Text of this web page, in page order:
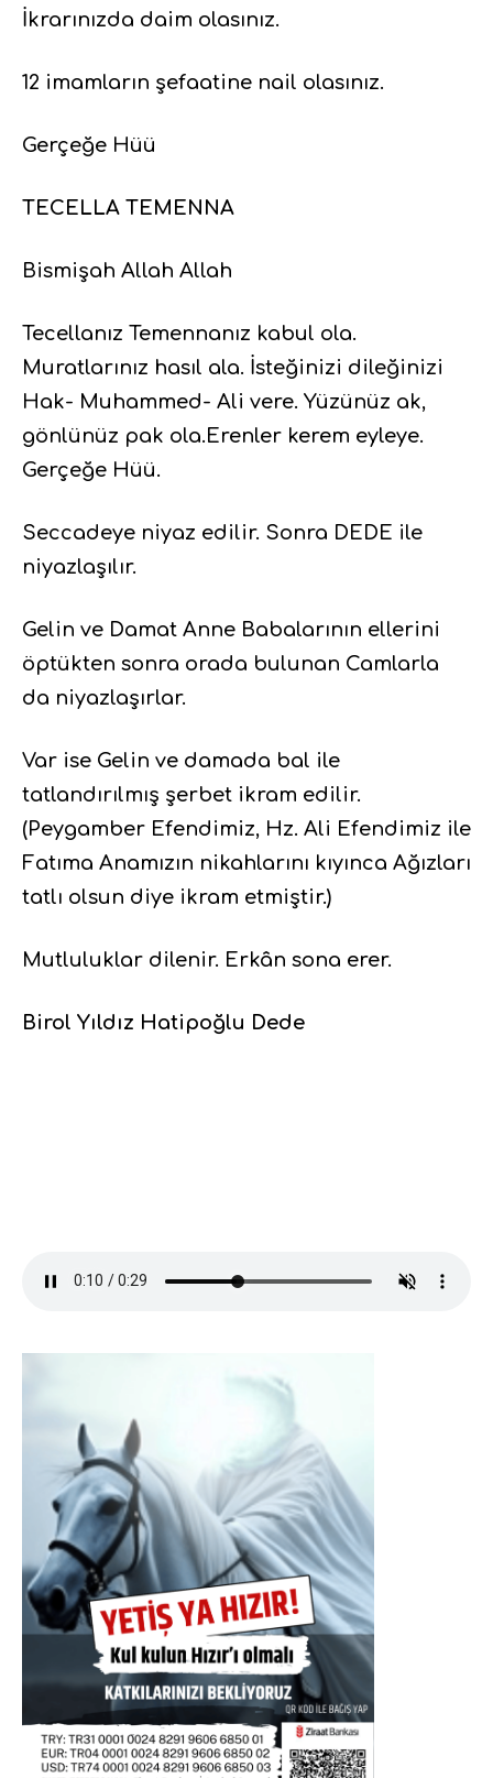
İkrarınızda daim olasınız.
12 imamların şefaatine nail olasınız.
Gerçeğe Hüü
TECELLA TEMENNA
Bismişah Allah Allah
Tecellanız Temennanız kabul ola.
Muratlarınız hasıl ala. İsteğinizi dileğinizi
Hak- Muhammed- Ali vere. Yüzünüz ak,
gönlünüz pak ola.Erenler kerem eyleye.
Gerçeğe Hüü.
Seccadeye niyaz edilir. Sonra DEDE ile
niyazlaşılır.
Gelin ve Damat Anne Babalarının ellerini
öptükten sonra orada bulunan Camlarla
da niyazlaşırlar.
Var ise Gelin ve damada bal ile
tatlandırılmış şerbet ikram edilir.
(Peygamber Efendimiz, Hz. Ali Efendimiz ile
Fatıma Anamızın nikahlarını kıyınca Ağızları
tatlı olsun diye ikram etmiştir.)
Mutluluklar dilenir. Erkân sona erer.
Birol Yıldız Hatipoğlu Dede